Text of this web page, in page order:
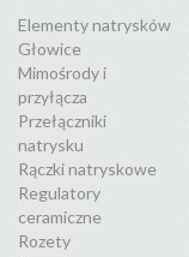
Elementy natrysków
Głowice
Mimośrody i
przyłącza
Przełączniki
natrysku
Rączki natryskowe
Regulatory
ceramiczne
Rozety